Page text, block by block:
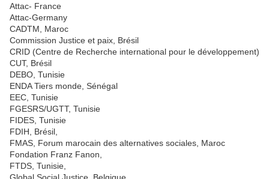
Attac- France
Attac-Germany
CADTM, Maroc
Commission Justice et paix, Brésil
CRID (Centre de Recherche international pour le développement)
CUT, Brésil
DEBO, Tunisie
ENDA Tiers monde, Sénégal
EEC, Tunisie
FGESRS/UGTT, Tunisie
FIDES, Tunisie
FDIH, Brésil,
FMAS, Forum marocain des alternatives sociales, Maroc
Fondation Franz Fanon,
FTDS, Tunisie,
Global Social Justice, Belgique